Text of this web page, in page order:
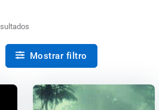
Mostrar filtro